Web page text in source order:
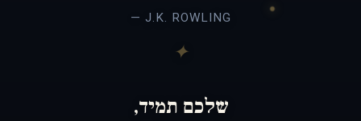
— J.K. ROWLING
שלכם תמיד,